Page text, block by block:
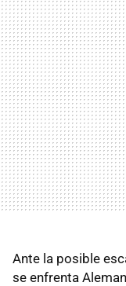
Ante la posible
se enfrenta